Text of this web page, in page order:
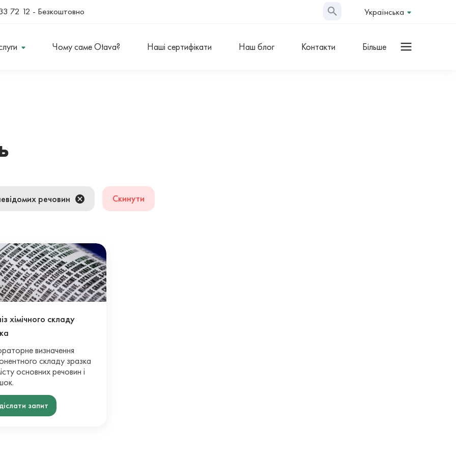
72 12 - Безкоштовно Українська
Чому саме Otava? Наші сертифікати Наш блог Контакти Більше
речовин Скинути
хімічного складу
визначення
складу зразка
основних речовин і
запит